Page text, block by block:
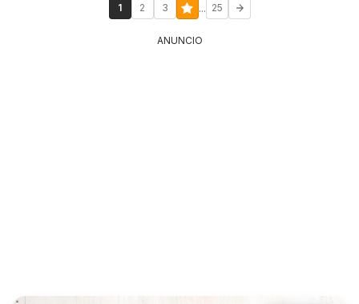
1 2 3 ... 25
ANUNCIO